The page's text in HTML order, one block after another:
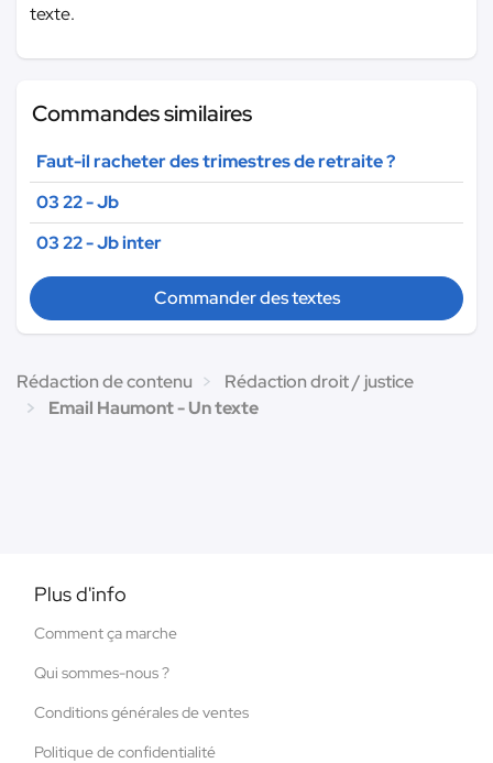
texte.
Commandes similaires
Faut-il racheter des trimestres de retraite ?
03 22 - Jb
03 22 - Jb inter
Commander des textes
Rédaction de contenu
Rédaction droit / justice
Email Haumont - Un texte
Plus d'info
Comment ça marche
Qui sommes-nous ?
Conditions générales de ventes
Politique de confidentialité